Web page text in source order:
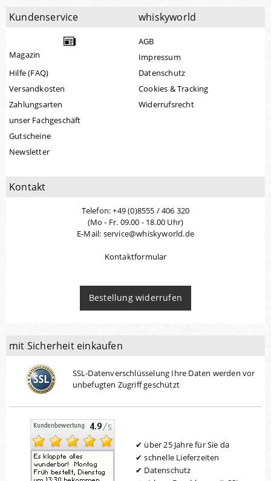
Kundenservice
Magazin
Hilfe (FAQ)
Versandkosten
Zahlungsarten
unser Fachgeschäft
Gutscheine
Newsletter
whiskyworld
AGB
Impressum
Datenschutz
Cookies & Tracking
Widerrufsrecht
Kontakt
Telefon: +49 (0)8555 / 406 320
(Mo - Fr. 09.00 - 18.00 Uhr)
E-Mail: service@whiskyworld.de
Kontaktformular
Bestellung widerrufen
mit Sicherheit einkaufen
SSL-Datenverschlüsselung Ihre Daten werden vor
unbefugten Zugriff geschützt
über 25 Jahre für Sie da
schnelle Lieferzeiten
Datenschutz